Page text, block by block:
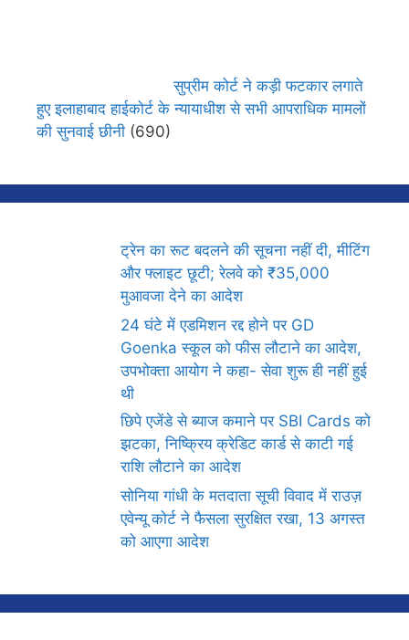
सुप्रीम कोर्ट ने कड़ी फटकार लगाते
हुए इलाहाबाद हाईकोर्ट के न्यायाधीश से सभी आपराधिक मामलों
की सुनवाई छीनी (690)
ट्रेन का रूट बदलने की सूचना नहीं दी, मीटिंग
और फ्लाइट छूटी; रेलवे को ₹35,000
मुआवजा देने का आदेश
24 घंटे में एडमिशन रद्द होने पर GD
Goenka स्कूल को फीस लौटाने का आदेश,
उपभोक्ता आयोग ने कहा- सेवा शुरू ही नहीं हुई
थी
छिपे एजेंडे से ब्याज कमाने पर SBI Cards को
झटका, निष्क्रिय क्रेडिट कार्ड से काटी गई
राशि लौटाने का आदेश
सोनिया गांधी के मतदाता सूची विवाद में राउज़
एवेन्यू कोर्ट ने फैसला सुरक्षित रखा, 13 अगस्त
को आएगा आदेश